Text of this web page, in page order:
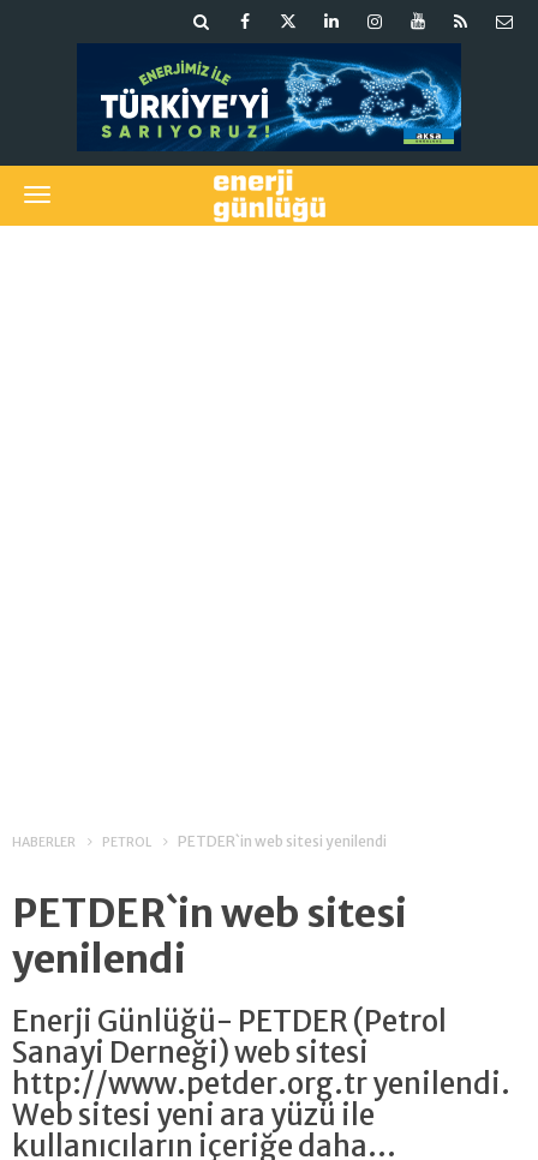
HABERLER PETROL PETDER`in web sitesi yenilendi
PETDER`in web sitesi
yenilendi
Enerji Günlüğü- PETDER (Petrol
Sanayi Derneği) web sitesi
http://www.petder.org.tr yenilendi.
Web sitesi yeni ara yüzü ile
kullanıcıların içeriğe daha...